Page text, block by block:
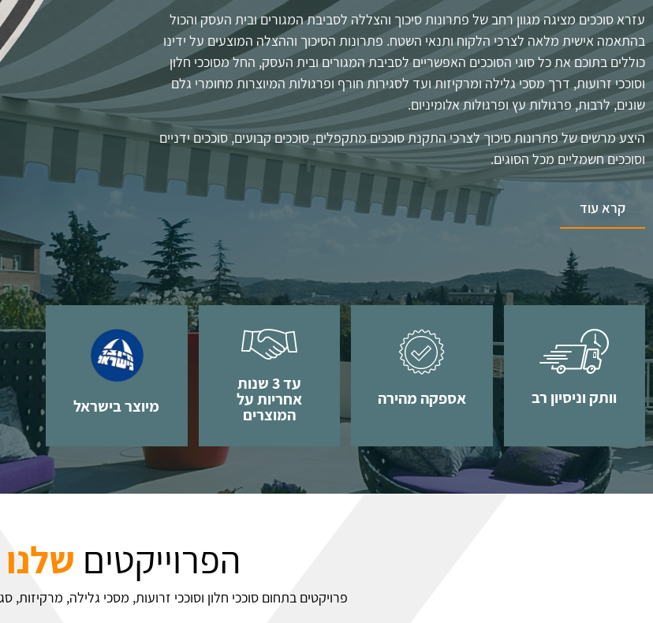
עזרא סוככים מציגה מגוון רחב של פתרונות סיכוך והצללה לסביבת המגורים ובית העסק והכול
בהתאמה אישית מלאה לצרכי הלקוח ותנאי השטח. פתרונות הסיכוך וההצלה המוצעים על ידינו
כוללים בתוכם את כל סוגי הסוככים האפשריים לסביבת המגורים ובית העסק, החל מסוככי חלון
וסוככי זרועות, דרך מסכי גלילה ומרקיזות ועד לסגירות חורף ופרגולות המיוצרות מחומרי גלם
שונים, לרבות, פרגולות עץ ופרגולות אלומיניום.
היצע מרשים של פתרונות סיכוך לצרכי התקנת סוככים מתקפלים, סוככים קבועים, סוככים ידניים
וסוככים חשמליים מכל הסוגים.
קרא עוד
וותק וניסיון רב אספקה מהירה
עד 3 שנות
אחריות על
המוצרים מיוצר בישראל
הפרוייקטים שלנו
פרויקטים בתחום סוככי חלון וסוככי זרועות, מסכי גלילה, מרקיזות,